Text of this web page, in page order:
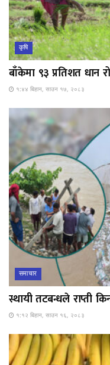
कृषि
बाँकेमा ९३ प्रतिशत धान
१:४४ बिहान, साउन १७, २०८३
समाचार
स्थायी तटबन्धले राप्ती
१:१२ बिहान, साउन १६, २०८३